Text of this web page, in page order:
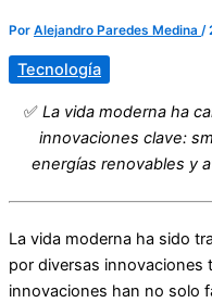
Por Alejandro Paredes Medina /
Tecnología
✅ La vida moderna ha
innovaciones clave:
energías renovables y
La vida moderna ha sido
por diversas innovaciones
innovaciones han no solo